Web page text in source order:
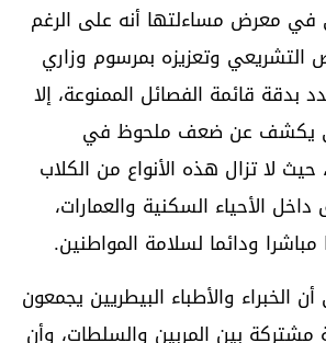
في معرض مساءلتها أنه على الرغم
وتعزيزه بمرسوم وزاري
2018 يحدد بدقة قائمة الفصائل الممنوعة، إلا
يكشف عن ضعف ملحوظ في
حيث لا تزال هذه الأنواع من الكلاب
الأحياء السكنية والعمارات،
ودائما لسلامة المواطنين.
الخبراء والأطباء البيطريين يجمعون
بين المربين والسلطات، وأن